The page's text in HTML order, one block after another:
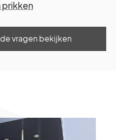
prikken
vragen bekijken